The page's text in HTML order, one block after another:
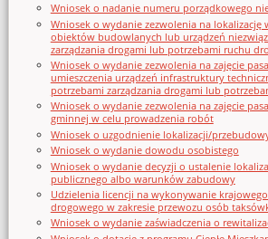
Wniosek o nadanie numeru porządkowego
Wniosek o wydanie zezwolenia na lokalizację
obiektów budowlanych lub urządzeń
zarządzania drogami lub potrzebami ruchu
Wniosek o wydanie zezwolenia na zajęcie
umieszczenia urządzeń infrastruktury
potrzebami zarządzania drogami lub
Wniosek o wydanie zezwolenia na zajęcie
gminnej w celu prowadzenia robót
Wniosek o uzgodnienie lokalizacji/
Wniosek o wydanie dowodu osobistego
Wniosek o wydanie decyzji o ustalenie
publicznego albo warunków zabudowy
Udzielenia licencji na wykonywanie
drogowego w zakresie przewozu osób
Wniosek o wydanie zaświadczenia o